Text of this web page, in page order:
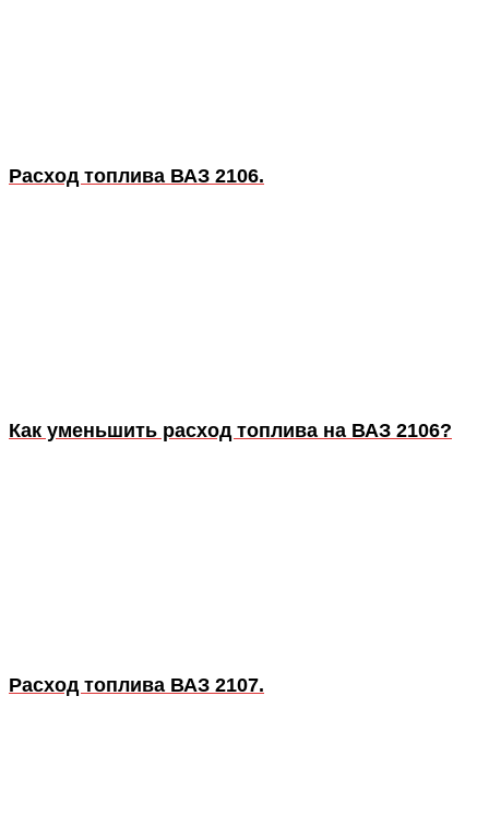
Расход топлива ВАЗ 2106.
Как уменьшить расход топлива на ВАЗ 2106?
Расход топлива ВАЗ 2107.